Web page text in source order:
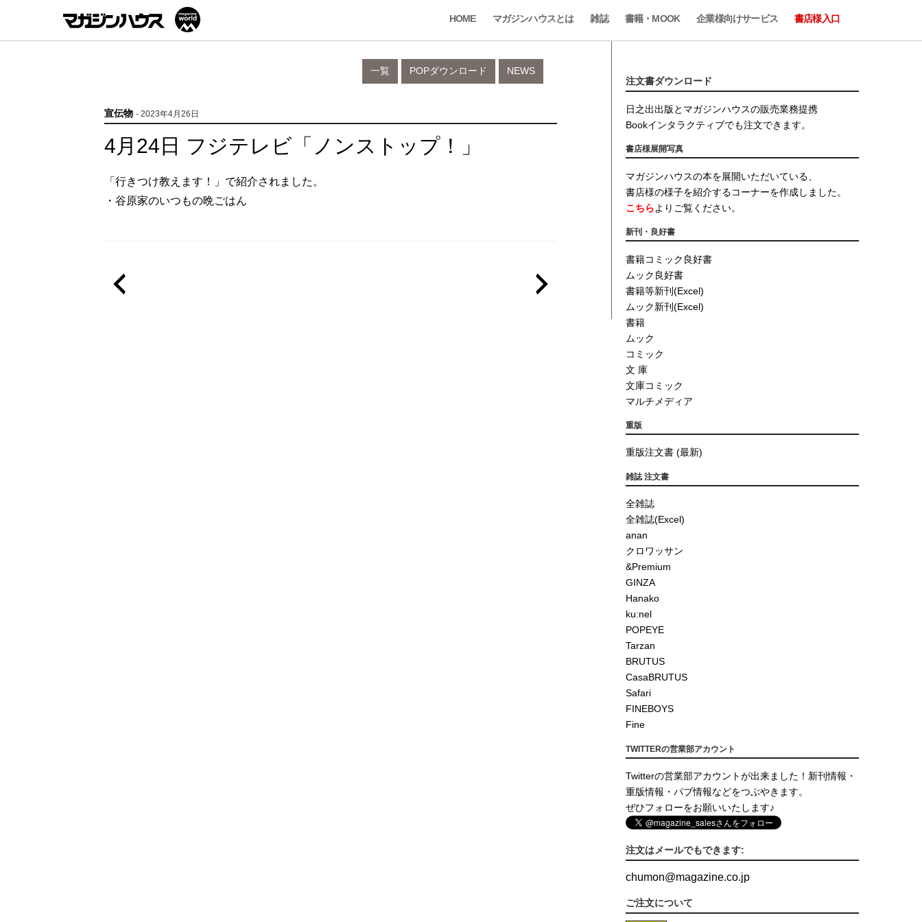
HOME マガジンハウスとは 雑誌 書籍・MOOK 企業様向けサービス 書店様入口
NEWS
POPダウンロード
一覧
宣伝物 - 2023年4月26日
4月24日 フジテレビ「ノンストップ！」
「行きつけ教えます！」で紹介されました。
・谷原家のいつもの晩ごはん
注文書ダウンロード
日之出出版とマガジンハウスの販売業務提携
Bookインタラクティブでも注文できます。
書店様展開写真
マガジンハウスの本を展開いただいている、
書店様の様子を紹介するコーナーを作成しました。
こちらよりご覧ください。
新刊・良好書
書籍コミック良好書
ムック良好書
書籍等新刊(Excel)
ムック新刊(Excel)
書籍
ムック
コミック
文 庫
文庫コミック
マルチメディア
重版
重版注文書 (最新)
雑誌 注文書
全雑誌
全雑誌(Excel)
anan
クロワッサン
&Premium
GINZA
Hanako
ku:nel
POPEYE
Tarzan
BRUTUS
CasaBRUTUS
Safari
FINEBOYS
Fine
TWITTERの営業部アカウント
Twitterの営業部アカウントが出来ました！新刊情報・
重版情報・パブ情報などをつぶやきます。
ぜひフォローをお願いいたします♪
注文はメールでもできます:
chumon@magazine.co.jp
ご注文について